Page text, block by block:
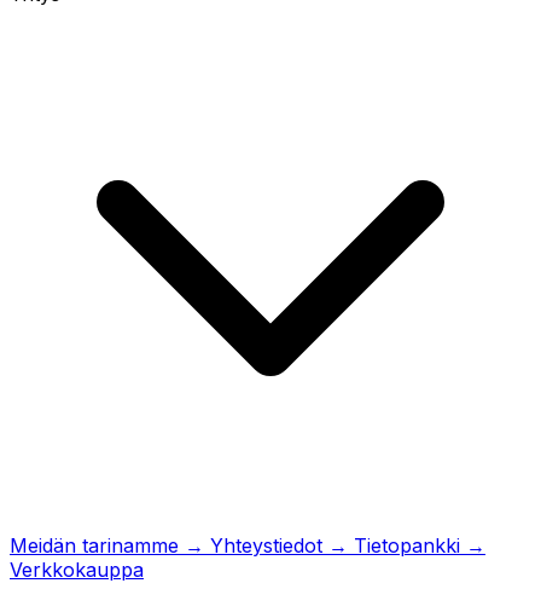
Meidän tarinamme → Yhteystiedot → Tietopankki →
Verkkokauppa